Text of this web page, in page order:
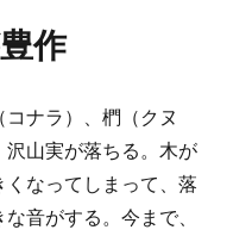
作
ナラ）、椚（クヌ
山実が落ちる。木が
なってしまって、落
音がする。今まで、